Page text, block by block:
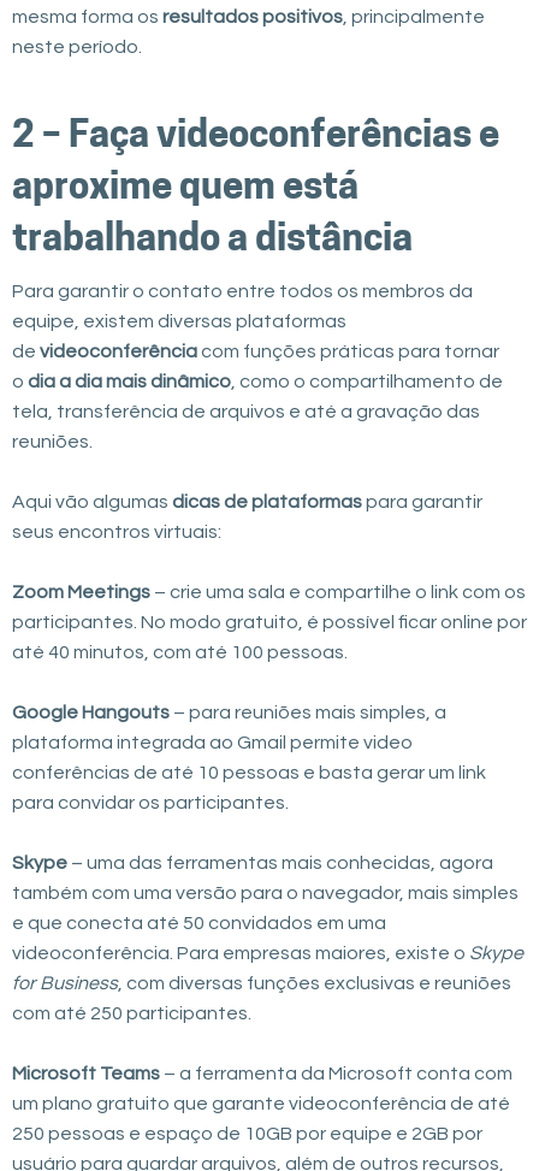
mesma forma os resultados positivos, principalmente
neste período.
2 – Faça videoconferências e
aproxime quem está
trabalhando a distância
Para garantir o contato entre todos os membros da
equipe, existem diversas plataformas
de videoconferênciacom funções práticas para tornar
o dia a dia mais dinâmico, como o compartilhamento de
tela, transferência de arquivos e até a gravação das
reuniões.
Aqui vão algumas dicas de plataformaspara garantir
seus encontros virtuais:
Zoom Meetings – crie uma sala e compartilhe o link com os
participantes. No modo gratuito, é possível ficar online por
até 40 minutos, com até 100 pessoas.
Google Hangouts – para reuniões mais simples, a
plataforma integrada ao Gmail permite video
conferências de até 10 pessoas e basta gerar um link
para convidar os participantes.
Skype – uma das ferramentas mais conhecidas, agora
também com uma versão para o navegador, mais simples
e que conecta até 50 convidados em uma
videoconferência. Para empresas maiores, existe o Skype
for Business, com diversas funções exclusivas e reuniões
com até 250 participantes.
Microsoft Teams – a ferramenta da Microsoft conta com
um plano gratuito que garante videoconferência de até
250 pessoas e espaço de 10GB por equipe e 2GB por
usuário para guardar arquivos, além de outros recursos,